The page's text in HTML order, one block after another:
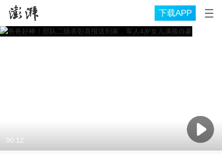
下载APP
00:12